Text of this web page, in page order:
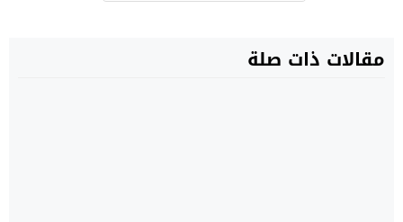
مقالات ذات صلة